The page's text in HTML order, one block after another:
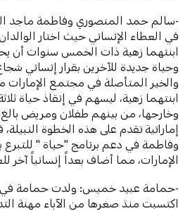
-سالم حمد المنصوري وفاطمة ماجد
في العطاء الإنساني حيث اختار
ابنتهما زهية ذات الخمس سنوات أن
وحياة جديدة للآخرين بقرار إنساني
والخير المتأصلة في مجتمع الإمارات
ابنتهما زهية، ليسهم في إنقاذ حياة
وخارجها، من بينهم طفلان ومريض
إماراتية تقدم على هذه الخطوة
وفاطمة في دعم برنامج "حياة " للتبرع
الإمارات، مما أضاف بعداً إنسانياً آخر
-حمامة عبيد خميس: ولدت حمامة في
اكتسبت منذ صغرها من الآباء مهنة